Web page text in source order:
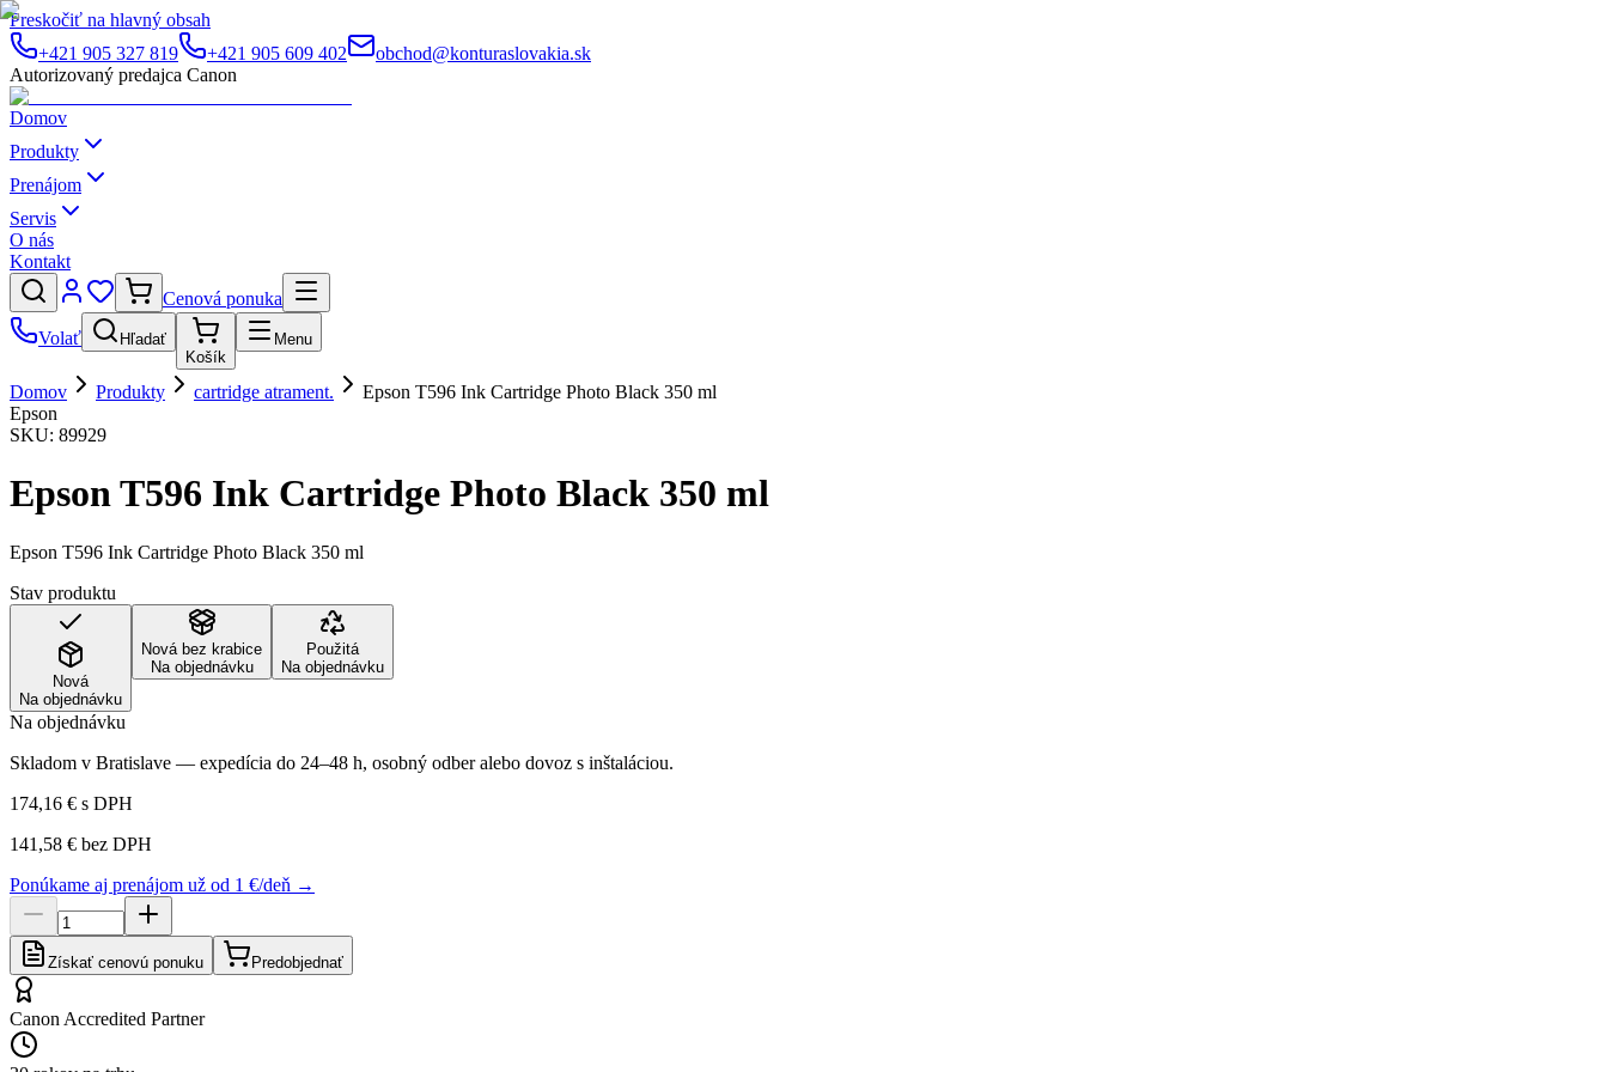
Preskočiť na hlavný obsah
+421 905 327 819
+421 905 609 402
obchod@konturaslovakia.sk
Autorizovaný predajca Canon
Domov
Produkty
Prenájom
Servis
O nás
Kontakt
Cenová ponuka
Volať
Hľadať
Košík
Menu
Domov Produkty cartridge atrament.
Epson T596 Ink Cartridge Photo Black 350 ml
Epson
SKU: 89929
Epson T596 Ink Cartridge Photo Black 350 ml
Epson T596 Ink Cartridge Photo Black 350 ml
Stav produktu
Nová
Na objednávku
Nová bez krabice
Na objednávku
Použitá
Na objednávku
Na objednávku
Skladom v Bratislave — expedícia do 24–48 h, osobný odber alebo dovoz s inštaláciou.
174,16 € s DPH
141,58 € bez DPH
Ponúkame aj prenájom už od 1 €/deň →
Získať cenovú ponuku Predobjednať
Canon Accredited Partner